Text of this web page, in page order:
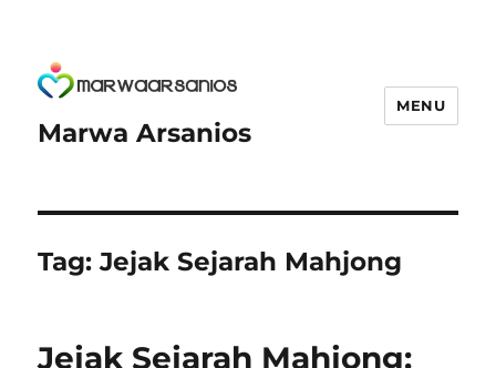
Marwa Arsanios
MENU
Tag:Jejak Sejarah Mahjong
Jejak Sejarah Mahjong: